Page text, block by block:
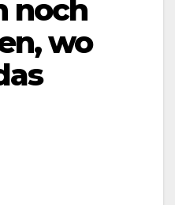
noch
wo